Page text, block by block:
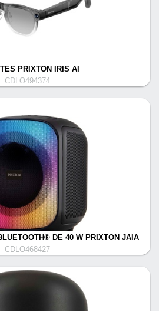
PRIXTON IRIS AI
CDLO494374
DE 40 W PRIXTON JAIA
CDLO468427